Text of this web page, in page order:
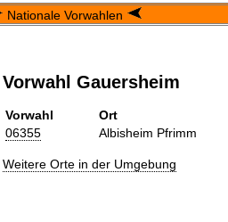
Nationale Vorwahlen
Vorwahl Gauersheim
Vorwahl
Ort
06355
Albisheim Pfrimm
Weitere Orte in der Umgebung